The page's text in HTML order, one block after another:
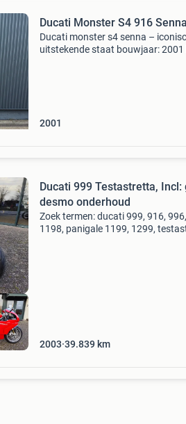
Ducati Monster S4 916 Senna
Ducati monster s4 senna –
uitstekende staat bouwjaar:
2001
Ducati 999 Testastretta, Incl:
desmo onderhoud
Zoek termen: ducati 999, 916,
1198, panigale 1199, 1299,
2003 39.839 km